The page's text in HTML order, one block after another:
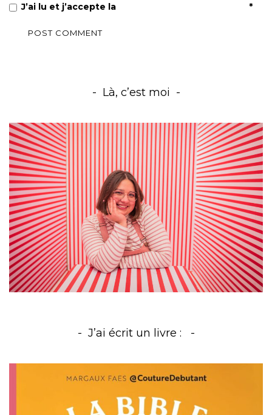
J’ai lu et j’accepte la *
Là, c’est moi
J’ai écrit un livre :